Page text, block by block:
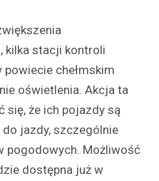
kilka stacji kontroli
powiecie chełmskim
oświetlenia. Akcja ta
się, że ich pojazdy są
jazdy, szczególnie
pogodowych. Możliwość
dostępna już w